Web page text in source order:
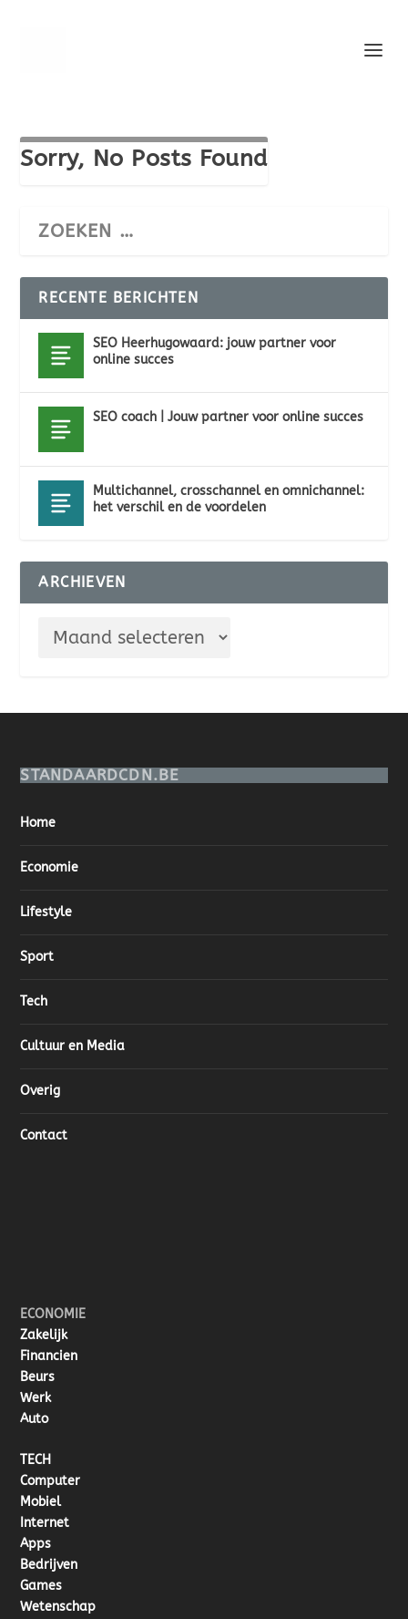
Sorry, No Posts Found
RECENTE BERICHTEN
SEO Heerhugowaard: jouw partner voor
online succes
SEO coach | Jouw partner voor online succes
Multichannel, crosschannel en omnichannel:
het verschil en de voordelen
ARCHIEVEN
STANDAARDCDN.BE
Home
Economie
Lifestyle
Sport
Tech
Cultuur en Media
Overig
Contact
ECONOMIE
Zakelijk
Financien
Beurs
Werk
Auto
TECH
Computer
Mobiel
Internet
Apps
Bedrijven
Games
Wetenschap